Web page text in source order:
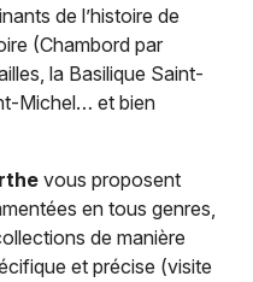
de l’histoire de
(Chambord par
la Basilique Saint-
Michel… et bien
vous proposent
en tous genres,
de manière
et précise (visite